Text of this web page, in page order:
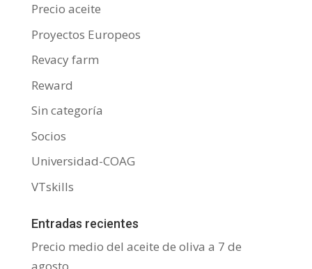
Precio aceite
Proyectos Europeos
Revacy farm
Reward
Sin categoría
Socios
Universidad-COAG
VTskills
Entradas recientes
Precio medio del aceite de oliva a 7 de
agosto